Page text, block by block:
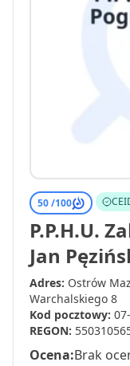
50 /100
P.P.H.U.
Jan
Adres: Ostrów
Warchalskiego 8
Kod pocztowy:
REGON:
Ocena:Brak